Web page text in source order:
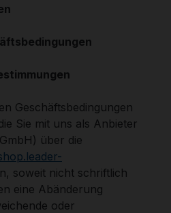
Geschäftsbedingungen
Sie mit uns als Anbieter
über die
soweit nicht schriftlich
eine Abänderung
oder